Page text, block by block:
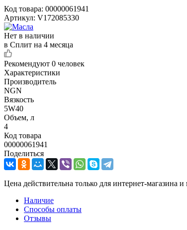
Код товара: 00000061941
Артикул: V172085330
Нет в наличии
в Сплит на 4 месяца
Рекомендуют 0 человек
Характеристики
Производитель
NGN
Вязкость
5W40
Объем, л
4
Код товара
00000061941
Поделиться
Цена действительна только для интернет-магазина
Наличие
Способы оплаты
Отзывы